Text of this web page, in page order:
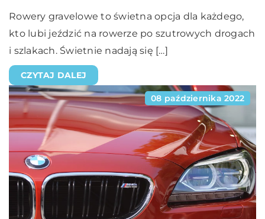
Rowery gravelowe to świetna opcja dla każdego,
kto lubi jeździć na rowerze po szutrowych drogach
i szlakach. Świetnie nadają się […]
CZYTAJ DALEJ
08 października 2022